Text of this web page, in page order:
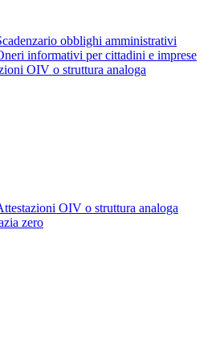
obblighi amministrativi
informativi per cittadini e imprese
OIV o struttura analoga
OIV o struttura analoga
zero